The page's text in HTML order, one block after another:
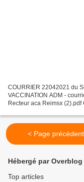
COURRIER 22042021 du
VACCINATION ADM - courrier SA A&I UNSA VACCINATION 22-04-21 _ M le
Recteur aca Reimsx (2).pdf
< Page
Hébergé par Overblog
Top articles